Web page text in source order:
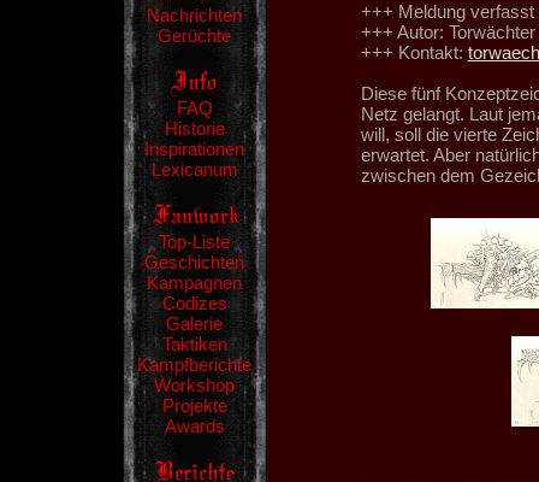
Nachrichten
Gerüchte
FAQ
Historie
Inspirationen
Lexicanum
Top-Liste
Geschichten
Kampagnen
Codizes
Galerie
Taktiken
Kampfberichte
Workshop
Projekte
Awards
+++ Meldung
+++ Autor: Torwächter
+++ Kontakt:
Diese fünf
Netz gelangt. Laut
will, soll die vierte
erwartet. Aber
zwischen dem